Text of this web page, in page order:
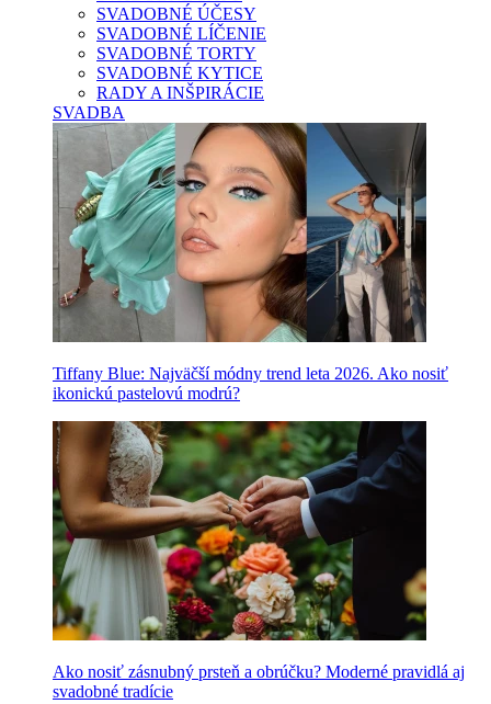
SVADOBNÉ ÚČESY
SVADOBNÉ LÍČENIE
SVADOBNÉ TORTY
SVADOBNÉ KYTICE
RADY A INŠPIRÁCIE
SVADBA
Tiffany Blue: Najväčší módny trend leta 2026. Ako nosiť
ikonickú pastelovú modrú?
Ako nosiť zásnubný prsteň a obrúčku? Moderné pravidlá aj
svadobné tradície